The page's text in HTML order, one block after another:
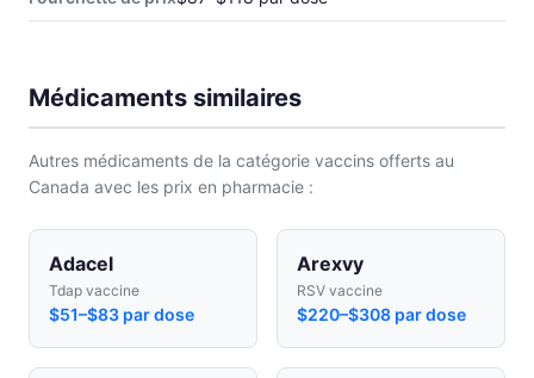
Médicaments similaires
Autres médicaments de la catégorie vaccins offerts au
Canada avec les prix en pharmacie :
Adacel
Tdap vaccine
$51–$83 par dose
Arexvy
RSV vaccine
$220–$308 par dose